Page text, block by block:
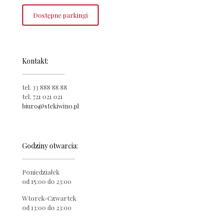
Dostępne parkingi
Kontakt:
tel. 33 888 88 88
tel. 721 021 021
biuro@stekiwino.pl
Godziny otwarcia:
Poniedziałek
od 15:00 do 23:00
Wtorek-Czwartek
od 13:00 do 23:00